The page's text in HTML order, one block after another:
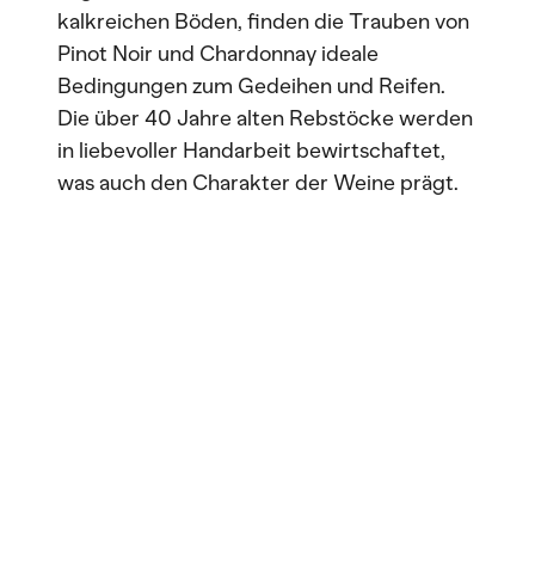
kalkreichen Böden, finden die Trauben von
Pinot Noir und Chardonnay ideale
Bedingungen zum Gedeihen und Reifen.
Die über 40 Jahre alten Rebstöcke werden
in liebevoller Handarbeit bewirtschaftet,
was auch den Charakter der Weine prägt.